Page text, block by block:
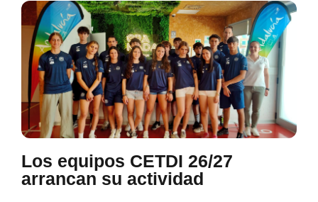
Los equipos CETDI 26/27
arrancan su actividad